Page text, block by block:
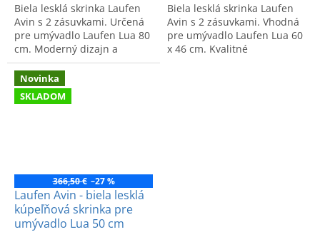
Biela lesklá skrinka Laufen
Avin s 2 zásuvkami. Určená
pre umývadlo Laufen Lua 80
cm. Moderný dizajn a
praktický úložný priestor do
kúpeľne.
Biela lesklá skrinka Laufen
Avin s 2 zásuvkami. Vhodná
pre umývadlo Laufen Lua 60
x 46 cm. Kvalitné
Novinka
SKLADOM
366,50 € –27 %
Laufen Avin - biela lesklá
kúpeľňová skrinka pre
umývadlo Lua 50 cm